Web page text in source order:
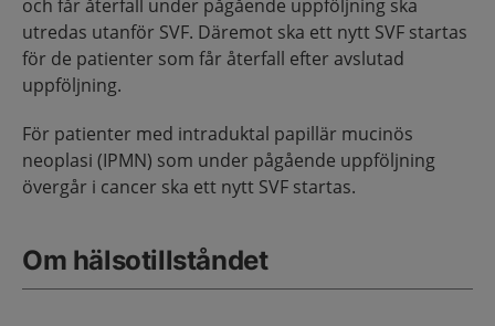
och får återfall under pågående uppföljning ska
utredas utanför SVF. Däremot ska ett nytt SVF startas
för de patienter som får återfall efter avslutad
uppföljning.
För patienter med intraduktal papillär mucinös
neoplasi (IPMN) som under pågående uppföljning
övergår i cancer ska ett nytt SVF startas.
Om hälsotillståndet